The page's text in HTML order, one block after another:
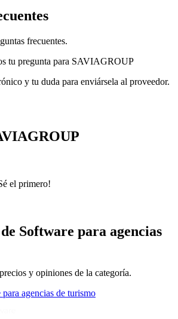
frecuentes.
tu pregunta para SAVIAGROUP
y tu duda para enviársela al proveedor.
el primero!
Software para agencias
y opiniones de la categoría.
agencias de turismo